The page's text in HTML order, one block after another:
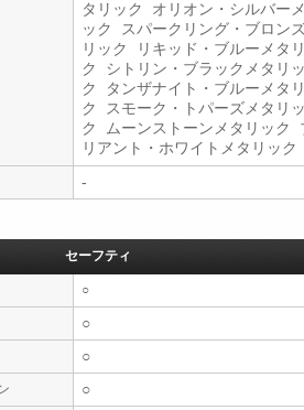
タリック オリオン・シルバー
ック スパークリング・ブロン
リック リキッド・ブルーメタ
ク シトリン・ブラックメタリ
ク タンザナイト・ブルーメタ
ク スモーク・トパーズメタリ
ク ムーンストーンメタリック
リアント・ホワイトメタリッ
-
セーフティ
○
○
○
○